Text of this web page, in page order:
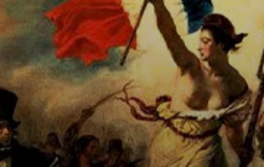
Delacroix la
ejecutó con
vertiginosa
rapidez, en
apenas tres